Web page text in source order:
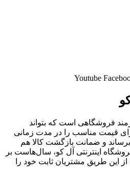
Youtube
فروشگاهی است که بتواند
قیمت مناسب را در مدت زمانی
و ضمانت بازگشت کالا هم
اینترنتی آل کو، سال‌هاست بر
این طریق مشتریان ثابت خود را